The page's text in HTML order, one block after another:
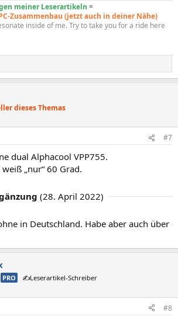
meiner Leserartikeln =
Zusammenbau (jetzt auch in deiner Nähe)
inside of me. Try to take you for a ride here
dieses Themas
#7
dual Alphacool VPP755.
„nur“ 60 Grad.
(28. April 2022)
in Deutschland. Habe aber auch über
PRO ✍️Leserartikel-Schreiber
#8